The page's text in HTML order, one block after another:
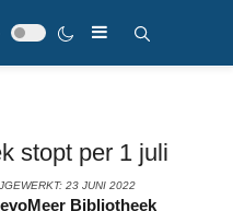
stopt per 1 juli
23 JUNI 2022